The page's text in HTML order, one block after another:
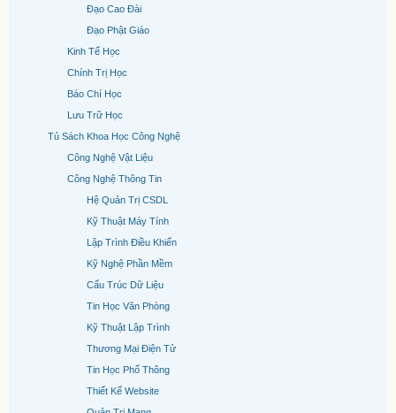
Đạo Cao Đài
Đạo Phật Giáo
Kinh Tế Học
Chính Trị Học
Báo Chí Học
Lưu Trữ Học
Tủ Sách Khoa Học Công Nghệ
Công Nghệ Vật Liệu
Công Nghệ Thông Tin
Hệ Quản Trị CSDL
Kỹ Thuật Máy Tính
Lập Trình Điều Khiển
Kỹ Nghệ Phần Mềm
Cấu Trúc Dữ Liệu
Tin Học Văn Phòng
Kỹ Thuật Lập Trình
Thương Mại Điện Tử
Tin Học Phổ Thông
Thiết Kế Website